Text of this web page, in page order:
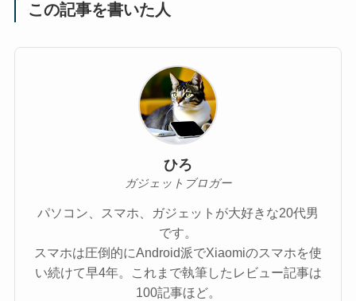
この記事を書いた人
ひろ
ガジェットブロガー
パソコン、スマホ、ガジェットが大好きな20代男
です。
スマホは圧倒的にAndroid派でXiaomiのスマホを使
い続けて早4年。これまで執筆したレビュー記事は
100記事ほど。